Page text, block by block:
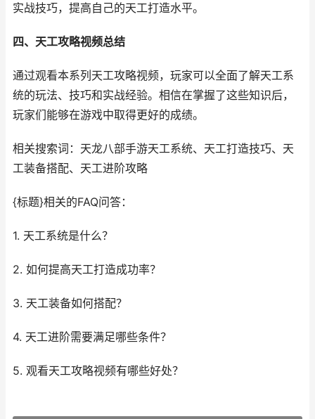
实战技巧，提高自己的天工打造水平。
四、天工攻略视频总结
通过观看本系列天工攻略视频，玩家可以全面了解天工系
统的玩法、技巧和实战经验。相信在掌握了这些知识后，
玩家们能够在游戏中取得更好的成绩。
相关搜索词：天龙八部手游天工系统、天工打造技巧、天
工装备搭配、天工进阶攻略
{标题}相关的FAQ问答：
1. 天工系统是什么？
2. 如何提高天工打造成功率？
3. 天工装备如何搭配？
4. 天工进阶需要满足哪些条件？
5. 观看天工攻略视频有哪些好处？